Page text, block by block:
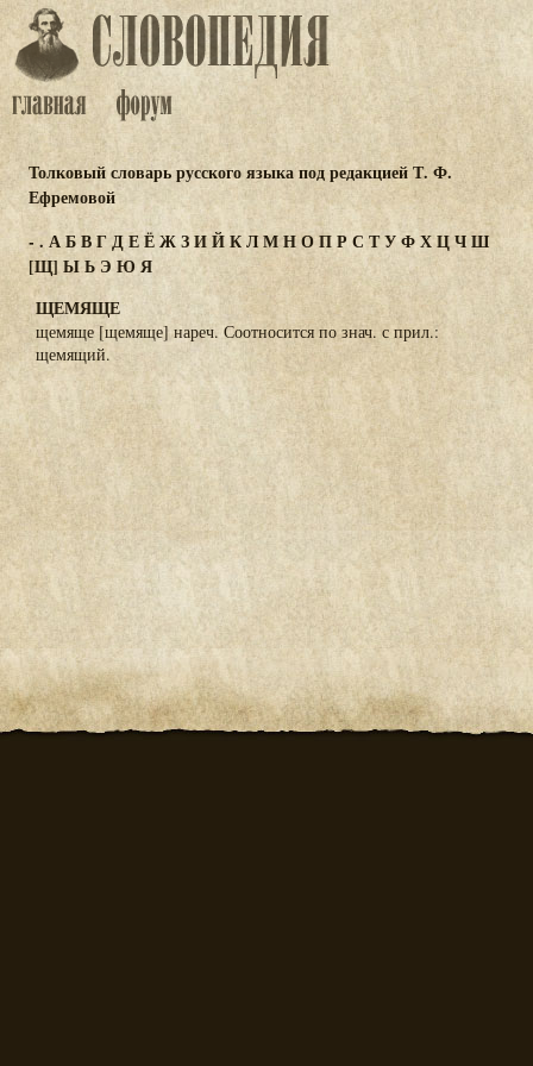
Толковый словарь русского языка под редакцией Т. Ф.
Ефремовой
- . АБВГДЕЁЖЗИЙКЛМНОПР С ТУФХЦЧШ
[Щ]ЫЬ Э ЮЯ
ЩЕМЯЩЕ
щемяще [щемяще] нареч. Соотносится по знач. с прил.:
щемящий.